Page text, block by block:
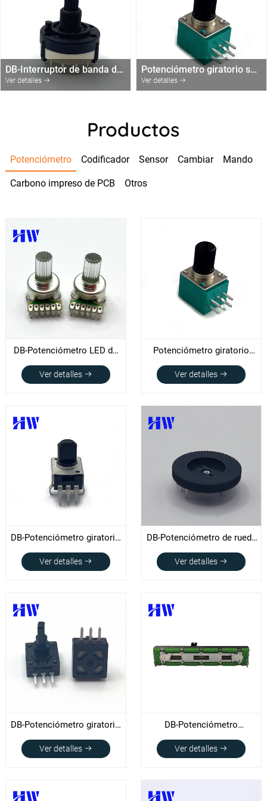
DB-Interruptor de banda de eje RS26 KQ 1,2,3,4 polos con 2/3/4/6/Conmutador giratorio de 12 posiciones sin fin.-detener
Ver detalles
Potenciómetro giratorio serie RV091
Ver detalles
Productos
Potenciómetro Codificador Sensor Cambiar Mando
Carbono impreso de PCB Otros
DB-Potenciómetro LED de
patente 122KEP
Ver detalles
Potenciómetro giratorio
serie RV091
Ver detalles
DB-Potenciómetro giratorio
09KH1 de 9 mm
Ver detalles
DB-Potenciómetro de rueda
giratoria 1001N (D20XT2.8)
Ver detalles
DB-Potenciómetro giratorio
de 10KV y 10mm
Ver detalles
DB-Potenciómetro
deslizante 6045G
Ver detalles